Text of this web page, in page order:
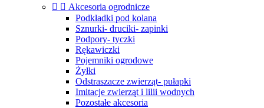
  Akcesoria ogrodnicze
Podkładki pod kolana
Sznurki- druciki- zapinki
Podpory- tyczki
Rękawiczki
Pojemniki ogrodowe
Żyłki
Odstraszacze zwierząt- pułapki
Imitacje zwierząt i lilii wodnych
Pozostałe akcesoria